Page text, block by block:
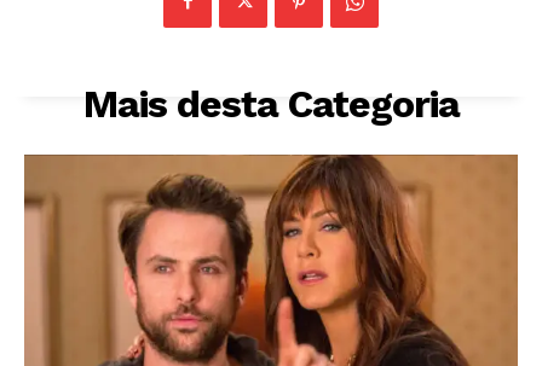
Mais desta Categoria